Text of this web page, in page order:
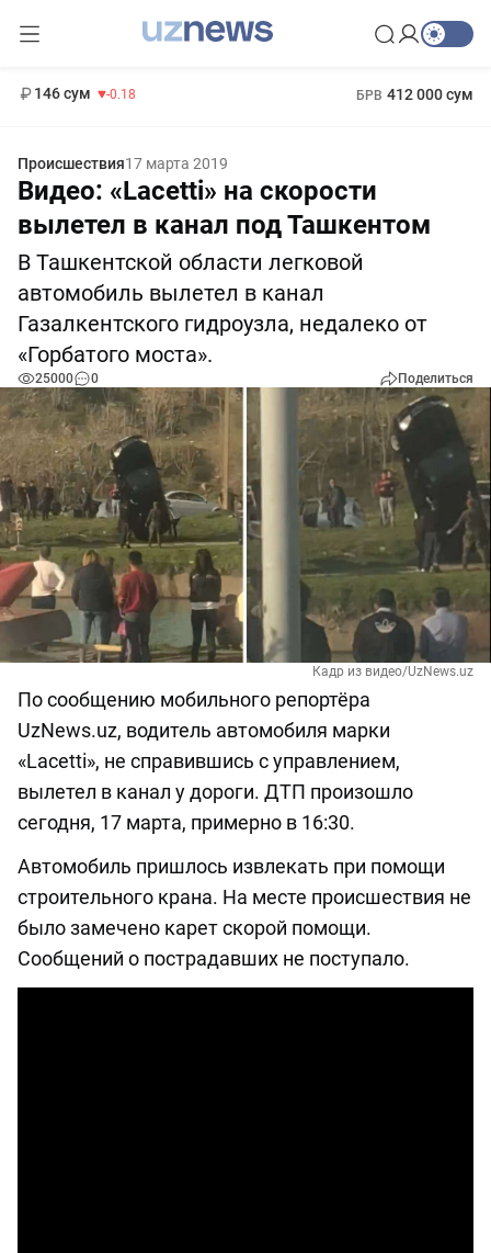
146 сум -0.18 БРВ 412 000 сум
Происшествия17 марта 2019
Видео: «Lacetti» на скорости
вылетел в канал под Ташкентом
В Ташкентской области легковой
автомобиль вылетел в канал
Газалкентского гидроузла, недалеко от
«Горбатого моста».
25000 0 Поделиться
Кадр из видео/UzNews.uz
По сообщению мобильного репортёра
UzNews.uz, водитель автомобиля марки
«Lacetti», не справившись с управлением,
вылетел в канал у дороги. ДТП произошло
сегодня, 17 марта, примерно в 16:30.
Автомобиль пришлось извлекать при помощи
строительного крана. На месте происшествия не
было замечено карет скорой помощи.
Сообщений о пострадавших не поступало.